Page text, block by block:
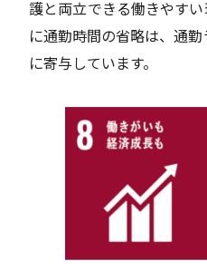
護と両立できる働きやす
に通勤時間の省略は、通
に寄与しています。